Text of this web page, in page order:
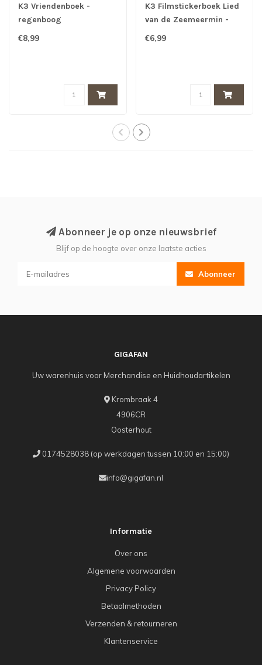
K3 Vriendenboek -
regenboog
€8,99
K3 Filmstickerboek Lied
van de Zeemeermin -
€6,99
Abonneer je op onze nieuwsbrief
Blijf op de hoogte over onze laatste acties
Abonneer
GIGAFAN
Uw warenhuis voor Merchandise en Huidhoudartikelen
Krombraak 4
4906CR
Oosterhout
0174528038 (op werkdagen tussen 10:00 en 15:00)
info@gigafan.nl
Informatie
Over ons
Algemene voorwaarden
Privacy Policy
Betaalmethoden
Verzenden & retourneren
Klantenservice